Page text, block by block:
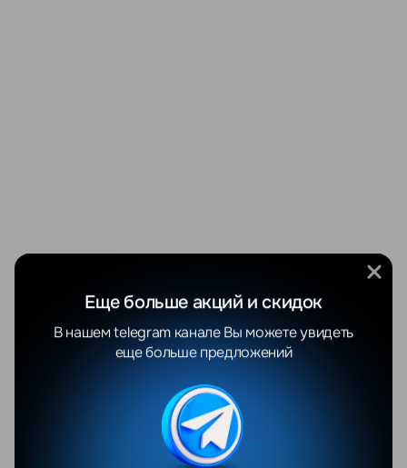
СКИДКА -23%
Nothing Phone (4a) 8GB/256GB
Еще больше акций и скидок
В нашем telegram канале Вы можете увидеть
еще больше предложений